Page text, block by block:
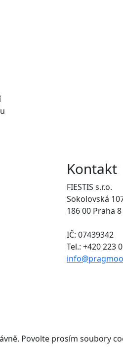
Kontakt
FIESTIS s.r.o.
Sokolovská
186 00 Praha 8
IČ: 07439342
Tel.: +420 223
Povolte prosím soubory